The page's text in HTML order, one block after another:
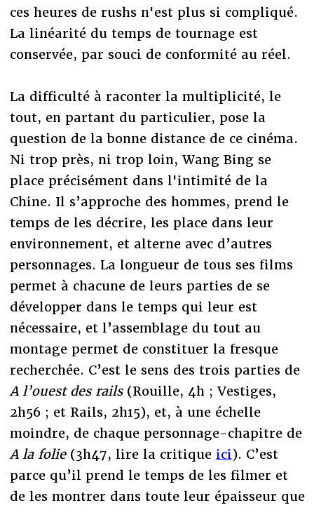
ces heures de rushs n'est plus si compliqué.
La linéarité du temps de tournage est
conservée, par souci de conformité au réel.
La difficulté à raconter la multiplicité, le
tout, en partant du particulier, pose la
question de la bonne distance de ce cinéma.
Ni trop près, ni trop loin, Wang Bing se
place précisément dans l'intimité de la
Chine. Il s’approche des hommes, prend le
temps de les décrire, les place dans leur
environnement, et alterne avec d’autres
personnages. La longueur de tous ses films
permet à chacune de leurs parties de se
développer dans le temps qui leur est
nécessaire, et l’assemblage du tout au
montage permet de constituer la fresque
recherchée. C’est le sens des trois parties de
A l’ouest des rails(Rouille, 4h ; Vestiges,
2h56 ; et Rails, 2h15), et, à une échelle
moindre, de chaque personnage-chapitre de
A la folie(3h47, lire la critique ici). C’est
parce qu’il prend le temps de les filmer et
de les montrer dans toute leur épaisseur que